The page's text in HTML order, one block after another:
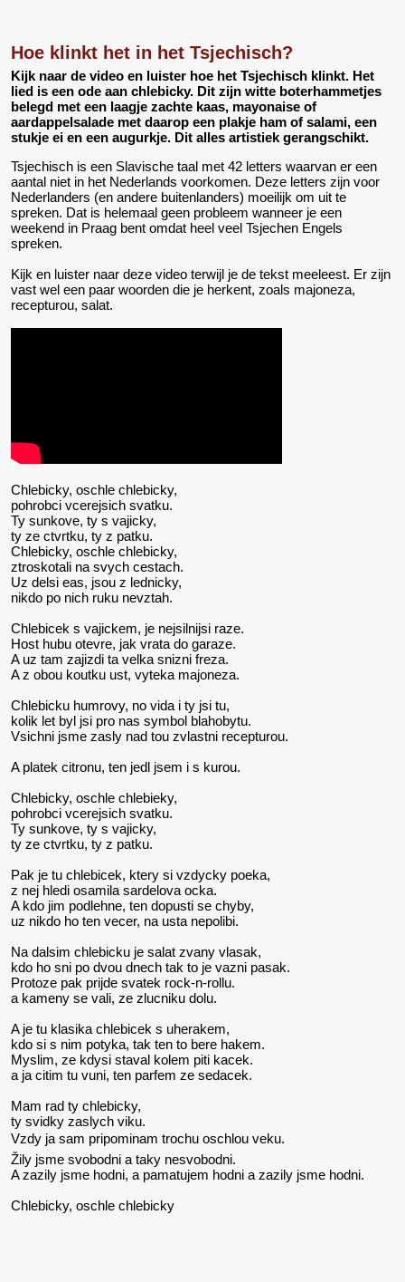
Hoe klinkt het in het Tsjechisch?
Kijk naar de video en luister hoe het Tsjechisch klinkt. Het
lied is een ode aan chlebicky. Dit zijn witte boterhammetjes
belegd met een laagje zachte kaas, mayonaise of
aardappelsalade met daarop een plakje ham of salami, een
stukje ei en een augurkje. Dit alles artistiek gerangschikt.
Tsjechisch is een Slavische taal met 42 letters waarvan er een
aantal niet in het Nederlands voorkomen. Deze letters zijn voor
Nederlanders (en andere buitenlanders) moeilijk om uit te
spreken. Dat is helemaal geen probleem wanneer je een
weekend in Praag bent omdat heel veel Tsjechen Engels
spreken.
Kijk en luister naar deze video terwijl je de tekst meeleest. Er zijn
vast wel een paar woorden die je herkent, zoals majoneza,
recepturou, salat.
Chlebicky, oschle chlebicky,
pohrobci vcerejsich svatku.
Ty sunkove, ty s vajicky,
ty ze ctvrtku, ty z patku.
Chlebicky, oschle chlebicky,
ztroskotali na svych cestach.
Uz delsi eas, jsou z lednicky,
nikdo po nich ruku nevztah.
Chlebicek s vajickem, je nejsilnijsi raze.
Host hubu otevre, jak vrata do garaze.
A uz tam zajizdi ta velka snizni freza.
A z obou koutku ust, vyteka majoneza.
Chlebicku humrovy, no vida i ty jsi tu,
kolik let byl jsi pro nas symbol blahobytu.
Vsichni jsme zasly nad tou zvlastni recepturou.
A platek citronu, ten jedl jsem i s kurou.
Chlebicky, oschle chlebieky,
pohrobci vcerejsich svatku.
Ty sunkove, ty s vajicky,
ty ze ctvrtku, ty z patku.
Pak je tu chlebicek, ktery si vzdycky poeka,
z nej hledi osamila sardelova ocka.
A kdo jim podlehne, ten dopusti se chyby,
uz nikdo ho ten vecer, na usta nepolibi.
Na dalsim chlebicku je salat zvany vlasak,
kdo ho sni po dvou dnech tak to je vazni pasak.
Protoze pak prijde svatek rock-n-rollu.
a kameny se vali, ze zlucniku dolu.
A je tu klasika chlebicek s uherakem,
kdo si s nim potyka, tak ten to bere hakem.
Myslim, ze kdysi staval kolem piti kacek.
a ja citim tu vuni, ten parfem ze sedacek.
Mam rad ty chlebicky,
ty svidky zaslych viku.
Vzdy ja sam pripominam trochu oschlou veku.
Žily jsme svobodni a taky nesvobodni.
A zazily jsme hodni, a pamatujem hodni a zazily jsme hodni.
Chlebicky, oschle chlebicky